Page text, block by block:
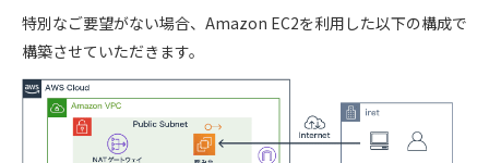
特別なご要望がない場合、Amazon EC2を利用した以下の構成で
構築させていただきます。